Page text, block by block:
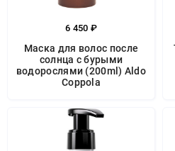
6 450 ₽
Маска для волос после
солнца с бурыми
водорослями (200ml) Aldo
Coppola